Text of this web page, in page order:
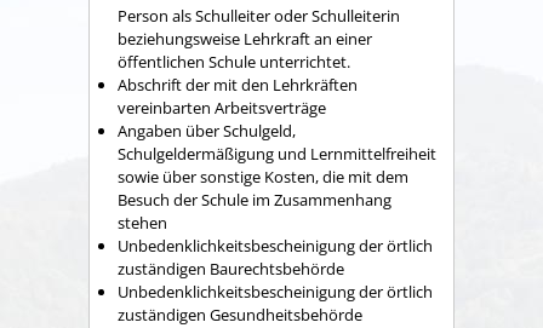
Person als Schulleiter oder Schulleiterin
beziehungsweise Lehrkraft an einer
öffentlichen Schule unterrichtet.
Abschrift der mit den Lehrkräften
vereinbarten Arbeitsverträge
Angaben über Schulgeld,
Schulgeldermäßigung und Lernmittelfreiheit
sowie über sonstige Kosten, die mit dem
Besuch der Schule im Zusammenhang
stehen
Unbedenklichkeitsbescheinigung der örtlich
zuständigen Baurechtsbehörde
Unbedenklichkeitsbescheinigung der örtlich
zuständigen Gesundheitsbehörde